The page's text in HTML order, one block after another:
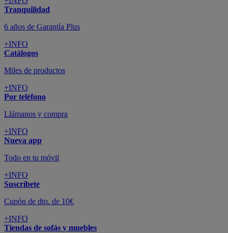
Tranquilidad
6 años de Garantía Plus
+INFO
Catálogos
Miles de productos
+INFO
Por teléfono
Llámanos y compra
+INFO
Nueva app
Todo en tu móvil
+INFO
Suscríbete
Cupón de dto. de 10€
+INFO
Tiendas de sofás y muebles